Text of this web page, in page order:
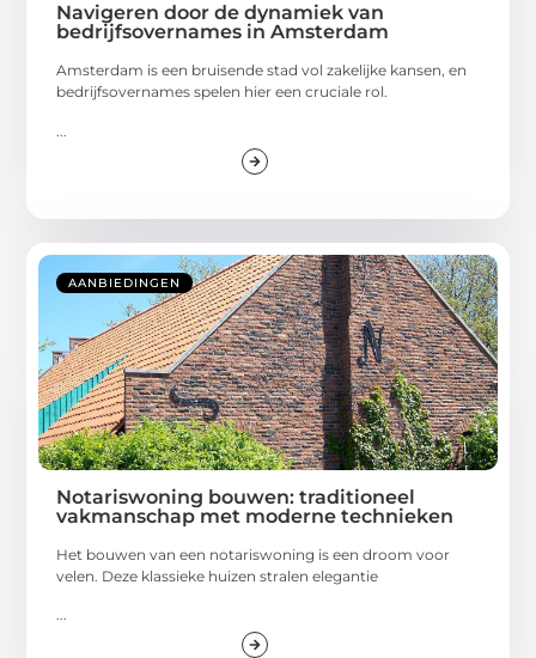
Navigeren door de dynamiek van
bedrijfsovernames in Amsterdam
Amsterdam is een bruisende stad vol zakelijke kansen, en
bedrijfsovernames spelen hier een cruciale rol.
AANBIEDINGEN
Notariswoning bouwen: traditioneel
vakmanschap met moderne technieken
Het bouwen van een notariswoning is een droom voor
velen. Deze klassieke huizen stralen elegantie
...